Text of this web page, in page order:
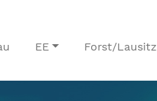
EE Forst/Lausitz